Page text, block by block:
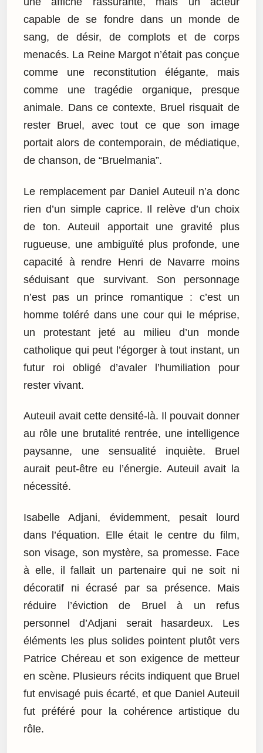
capable de se fondre dans un monde de
sang, de désir, de complots et de corps
menacés. La Reine Margot n’était pas conçue
comme une reconstitution élégante, mais
comme une tragédie organique, presque
animale. Dans ce contexte, Bruel risquait de
rester Bruel, avec tout ce que son image
portait alors de contemporain, de médiatique,
de chanson, de “Bruelmania”.
Le remplacement par Daniel Auteuil n’a donc
rien d’un simple caprice. Il relève d’un choix
de ton. Auteuil apportait une gravité plus
rugueuse, une ambiguïté plus profonde, une
capacité à rendre Henri de Navarre moins
séduisant que survivant. Son personnage
n’est pas un prince romantique : c’est un
homme toléré dans une cour qui le méprise,
un protestant jeté au milieu d’un monde
catholique qui peut l’égorger à tout instant, un
futur roi obligé d’avaler l’humiliation pour
rester vivant.
Auteuil avait cette densité-là. Il pouvait donner
au rôle une brutalité rentrée, une intelligence
paysanne, une sensualité inquiète. Bruel
aurait peut-être eu l’énergie. Auteuil avait la
nécessité.
Isabelle Adjani, évidemment, pesait lourd
dans l’équation. Elle était le centre du film,
son visage, son mystère, sa promesse. Face
à elle, il fallait un partenaire qui ne soit ni
décoratif ni écrasé par sa présence. Mais
réduire l’éviction de Bruel à un refus
personnel d’Adjani serait hasardeux. Les
éléments les plus solides pointent plutôt vers
Patrice Chéreau et son exigence de metteur
en scène. Plusieurs récits indiquent que Bruel
fut envisagé puis écarté, et que Daniel Auteuil
fut préféré pour la cohérence artistique du
rôle.